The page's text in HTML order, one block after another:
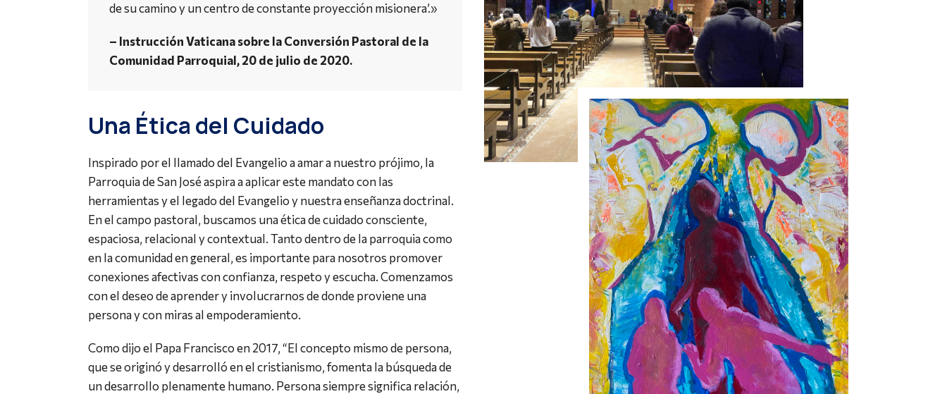
de su camino y un centro de constante proyección misionera’.»
– Instrucción Vaticana sobre la Conversión Pastoral de la
Comunidad Parroquial, 20 de julio de 2020.
Una Ética del Cuidado
Inspirado por el llamado del Evangelio a amar a nuestro prójimo, la
Parroquia de San José aspira a aplicar este mandato con las
herramientas y el legado del Evangelio y nuestra enseñanza doctrinal.
En el campo pastoral, buscamos una ética de cuidado consciente,
espaciosa, relacional y contextual. Tanto dentro de la parroquia como
en la comunidad en general, es importante para nosotros promover
conexiones afectivas con confianza, respeto y escucha. Comenzamos
con el deseo de aprender y involucrarnos de donde proviene una
persona y con miras al empoderamiento.
Como dijo el Papa Francisco en 2017, “El concepto mismo de persona,
que se originó y desarrolló en el cristianismo, fomenta la búsqueda de
un desarrollo plenamente humano. Persona siempre significa relación,